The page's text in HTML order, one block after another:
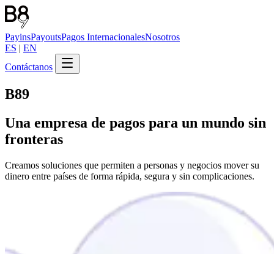
PayinsPayoutsPagos InternacionalesNosotros
ES | EN
Contáctanos
B89
Una empresa de pagos para un mundo sin
fronteras
Creamos soluciones que permiten a personas y negocios mover su
dinero entre países de forma rápida, segura y sin complicaciones.